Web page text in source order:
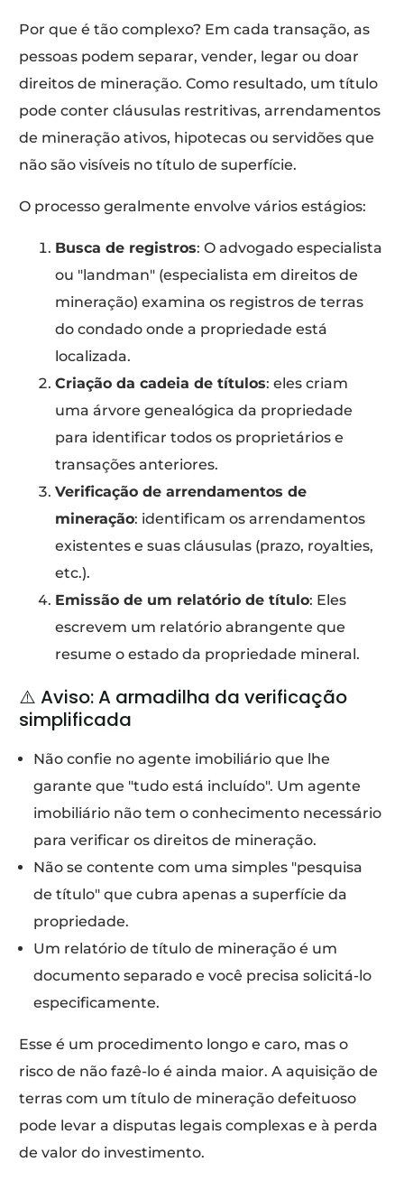
Por que é tão complexo? Em cada transação, as
pessoas podem separar, vender, legar ou doar
direitos de mineração. Como resultado, um título
pode conter cláusulas restritivas, arrendamentos
de mineração ativos, hipotecas ou servidões que
não são visíveis no título de superfície.
O processo geralmente envolve vários estágios:
Busca de registros: O advogado especialista
ou "landman" (especialista em direitos de
mineração) examina os registros de terras
do condado onde a propriedade está
localizada.
Criação da cadeia de títulos: eles criam
uma árvore genealógica da propriedade
para identificar todos os proprietários e
transações anteriores.
Verificação de arrendamentos de
mineração: identificam os arrendamentos
existentes e suas cláusulas (prazo, royalties,
etc.).
Emissão de um relatório de título: Eles
escrevem um relatório abrangente que
resume o estado da propriedade mineral.
⚠️ Aviso: A armadilha da verificação
simplificada
Não confie no agente imobiliário que lhe
garante que "tudo está incluído". Um agente
imobiliário não tem o conhecimento necessário
para verificar os direitos de mineração.
Não se contente com uma simples "pesquisa
de título" que cubra apenas a superfície da
propriedade.
Um relatório de título de mineração é um
documento separado e você precisa solicitá-lo
especificamente.
Esse é um procedimento longo e caro, mas o
risco de não fazê-lo é ainda maior. A aquisição de
terras com um título de mineração defeituoso
pode levar a disputas legais complexas e à perda
de valor do investimento.